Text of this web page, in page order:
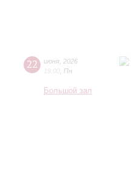
22 июня 2026
19:00 Пн
Большой зал